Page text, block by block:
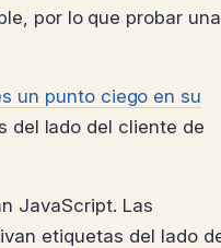
por lo que probar una
un punto ciego en su
del lado del cliente de
JavaScript. Las
etiquetas del lado